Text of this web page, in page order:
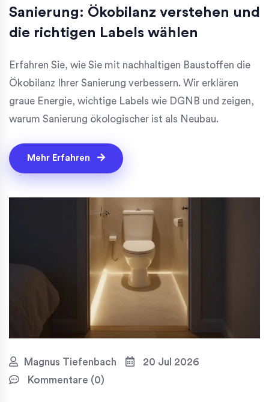
Sanierung: Ökobilanz verstehen und
die richtigen Labels wählen
Erfahren Sie, wie Sie mit nachhaltigen Baustoffen die
Ökobilanz Ihrer Sanierung verbessern. Wir erklären
graue Energie, wichtige Labels wie DGNB und zeigen,
warum Sanierung ökologischer ist als Neubau.
Mehr Erfahren
Magnus Tiefenbach
20 Jul 2026
Kommentare (0)